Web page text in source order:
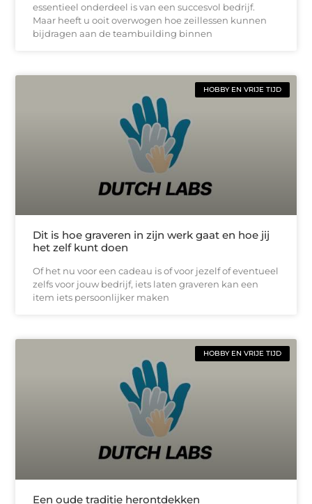
essentieel onderdeel is van een succesvol bedrijf.
Maar heeft u ooit overwogen hoe zeillessen kunnen
bijdragen aan de teambuilding binnen
HOBBY EN VRIJE TIJD
Dit is hoe graveren in zijn werk gaat en hoe jij
het zelf kunt doen
Of het nu voor een cadeau is of voor jezelf of eventueel
zelfs voor jouw bedrijf, iets laten graveren kan een
item iets persoonlijker maken
HOBBY EN VRIJE TIJD
Een oude traditie herontdekken